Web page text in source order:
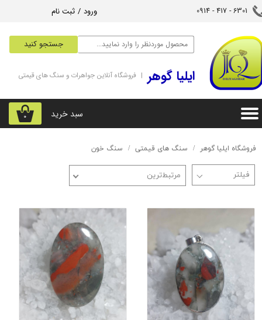
جستجو کنید
ورود / ثبت نام
تغییر گذر واژه
سفارشات
خروج از حساب کاربری
6301 - 417 - 0914​​​​​​​
۰ سبد خرید
‌ایلیا گوهر | فروشگاه آنلاین جواهرات و سنگ های قیمتی
فروشگاه ایلیا گوهر سنگ های قیمتی سنگ خون
مرتبط‌ترین